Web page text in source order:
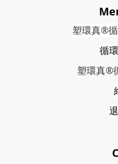
塑環真®
循
塑環真®